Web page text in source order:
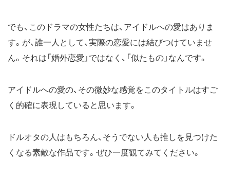
でも、このドラマの女性たちは、アイドルへの愛はありま
す。が、誰一人として、実際の恋愛には結びつけていませ
ん。それは「婚外恋愛」ではなく、「似たもの」なんです。
アイドルへの愛の、その微妙な感覚をこのタイトルはすご
く的確に表現していると思います。
ドルオタの人はもちろん、そうでない人も推しを見つけた
くなる素敵な作品です。ぜひ一度観てみてください。